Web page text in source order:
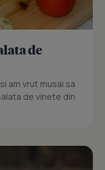
de
am vrut musai sa
de vinete din